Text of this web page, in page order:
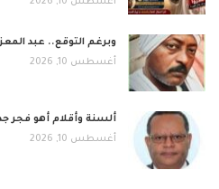
وبرغم التوقع.. عبد
أغسطس 10, 2026
ألسنة وأقلام أهو فجر
أغسطس 10, 2026